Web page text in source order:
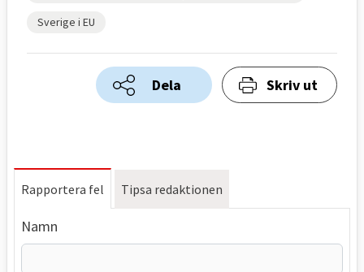
Sverige i EU
Dela Skriv ut
Rapportera fel Tipsa redaktionen
Namn